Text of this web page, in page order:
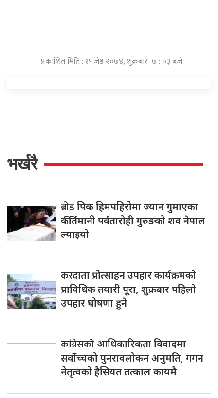
प्रकाशित मिति : १९ जेष्ठ २०७४, शुक्रबार ७ : ०३ बजे
भर्खरै
ब्रोडपिक हिमपहिरोमा ज्यान गुमाएका
कीर्तिमानी पर्वतारोही गुरुङको शव नेपाल
ल्याइयो
करदाताप्रोत्साहन उपहार कार्यक्रमको
प्राविधिक तयारी पूरा, शुक्रबार पहिलो
उपहार घोषणा हुने
कांग्रेसकोआधिकारिकता विवादमा
सर्वोच्चको पुनरावलोकन अनुमति, गगन
नेतृत्वको हैसियत तत्काल कायमै